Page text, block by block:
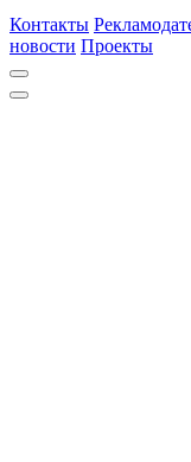
Контакты
новости Проекты